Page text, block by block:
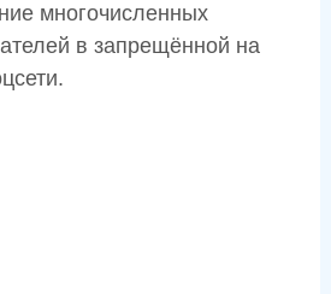
многочисленных
в запрещённой на